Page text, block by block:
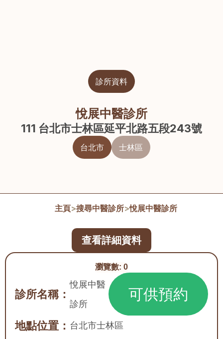
診所資料
悅展中醫診所
111 台北市士林區延平北路五段243號
台北市 士林區
主頁>搜尋中醫診所>悅展中醫診所
瀏覽數: 0
診所名稱：
悅展中醫
診所
可供預約
地點位置： 台北市士林區
查看詳細資料